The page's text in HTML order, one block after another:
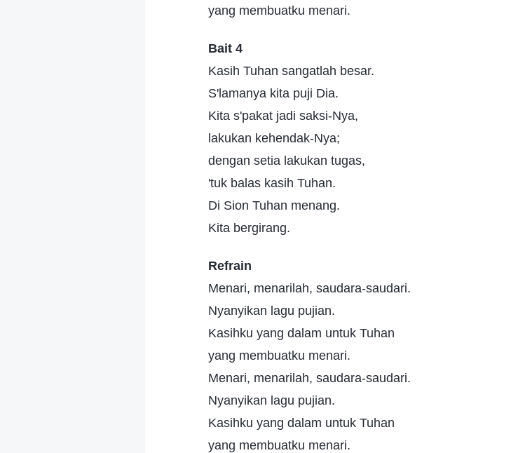
yang membuatku menari.
Bait 4
Kasih Tuhan sangatlah besar.
S'lamanya kita puji Dia.
Kita s'pakat jadi saksi-Nya,
lakukan kehendak-Nya;
dengan setia lakukan tugas,
'tuk balas kasih Tuhan.
Di Sion Tuhan menang.
Kita bergirang.
Refrain
Menari, menarilah, saudara-saudari.
Nyanyikan lagu pujian.
Kasihku yang dalam untuk Tuhan
yang membuatku menari.
Menari, menarilah, saudara-saudari.
Nyanyikan lagu pujian.
Kasihku yang dalam untuk Tuhan
yang membuatku menari.